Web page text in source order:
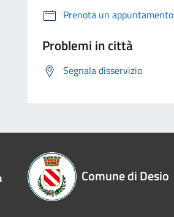
Prenota un appuntamento
Problemi in città
Segnala disservizio
Comune di Desio